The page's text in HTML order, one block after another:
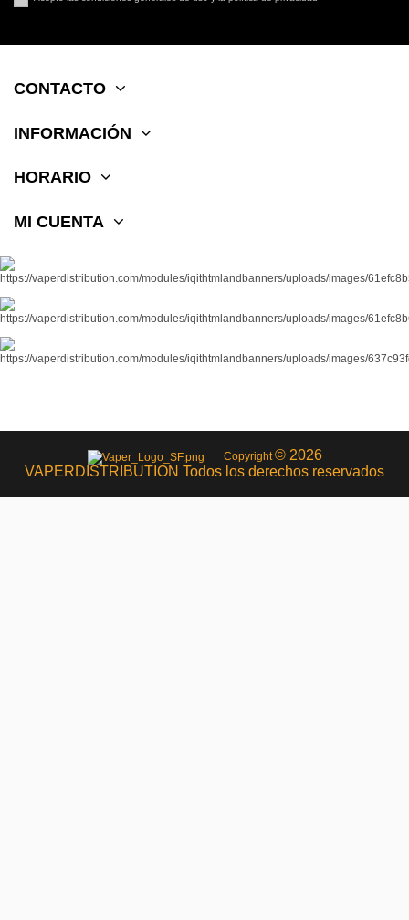
CONTACTO
INFORMACIÓN
HORARIO
MI CUENTA
Copyright© 2026
VAPERDISTRIBUTION Todos los derechos reservados